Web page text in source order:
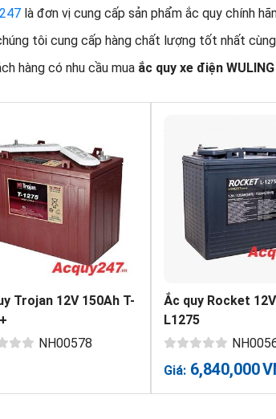
là đơn vị cung cấp sản phẩm ắc quy chính
tôi cung cấp hàng chất lượng tốt nhất
hàng có nhu cầu muaắc quy xe điện
Trojan 12V 150Ah T-
NH00578
Ắc quy Rocket
L1275
Giá: 6,840,000